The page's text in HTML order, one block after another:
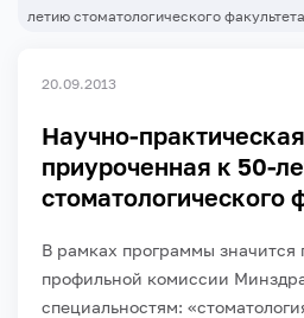
летию стоматологического факультета
20.09.2013
Научно-
приуроченная к 50-
стоматологического
В рамках программы значится
профильной комиссии
специальностям: